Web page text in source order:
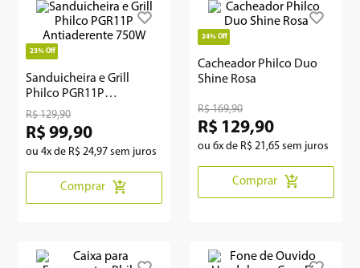
23% Off
Sanduicheira e Grill
Philco PGR11P
Antiaderente 750W
R$ 129,90
R$ 99,90
ou 4x de R$ 24,97 sem juros
Comprar
24% Off
Cacheador Philco Duo
Shine Rosa
R$ 169,90
R$ 129,90
ou 6x de R$ 21,65 sem juros
Comprar
geladeira
microondas
12000